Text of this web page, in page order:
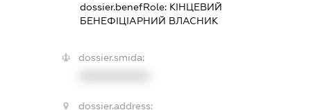
dossier.benefRole: КІНЦЕВИЙ
БЕНЕФІЦІАРНИЙ ВЛАСНИК
dossier.smida:
dossier.address: